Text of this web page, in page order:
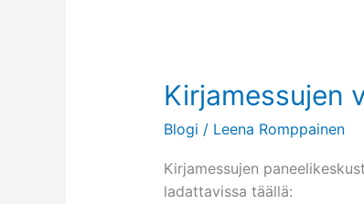
Kirjamessujen
Blogi / Leena Romppainen
Kirjamessujen
ladattavissa täällä: